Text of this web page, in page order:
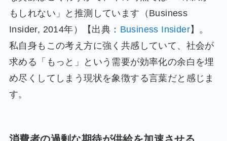
もしれない」と推測しています（Business
Insider, 2014年）【出典： Business Insider】。
私自身もこの考え方に強く共感していて、社会が
求める「もっと」という需要が効率化の余白を埋
め尽くしてしまう現状を象徴する言葉だと感じま
す。